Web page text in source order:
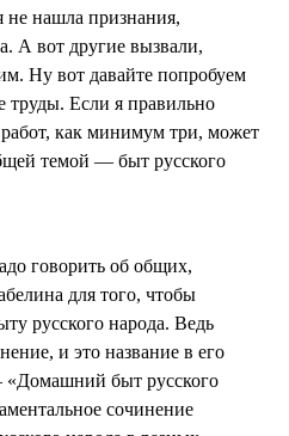
не нашла признания,
А вот другие вызвали,
Ну вот давайте попробуем
труды. Если я правильно
как минимум три, может
темой — быт русского
говорить об общих,
для того, чтобы
русского народа. Ведь
и это название в его
«Домашний быт русского
сочинение